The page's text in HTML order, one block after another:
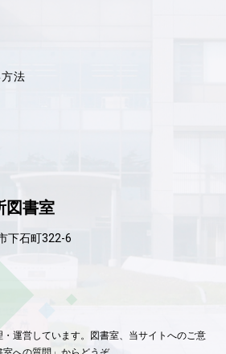
法
図書室
下石町322-6
運営しています。図書室、当サイトへのご意